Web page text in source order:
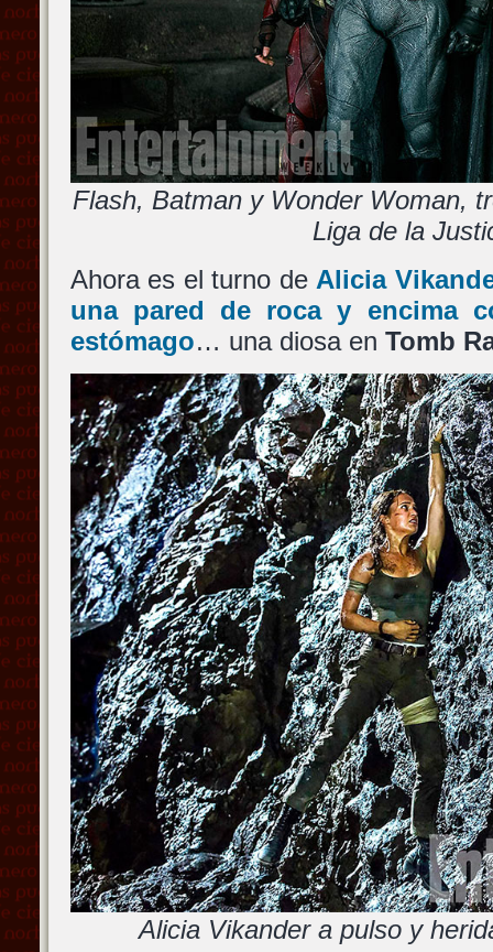
Flash, Batman y Wonder Woman,
Liga de la
Ahora es el turno de Alicia
una pared de roca y encima
estómago… una diosa en Tomb
Alicia Vikander a pulso y